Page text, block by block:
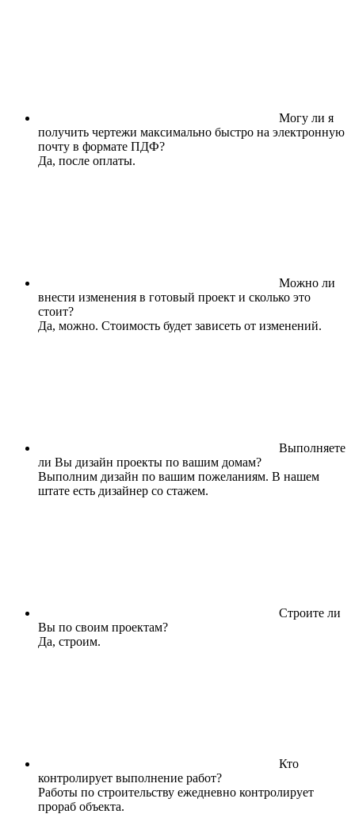
Могу ли я
получить чертежи максимально быстро на электронную
почту в формате ПДФ?
Да, после оплаты.
Можно ли
внести изменения в готовый проект и сколько это
стоит?
Да, можно. Стоимость будет зависеть от изменений.
Выполняете
ли Вы дизайн проекты по вашим домам?
Выполним дизайн по вашим пожеланиям. В нашем
штате есть дизайнер со стажем.
Строите ли
Вы по своим проектам?
Да, строим.
Кто
контролирует выполнение работ?
Работы по строительству ежедневно контролирует
прораб объекта.